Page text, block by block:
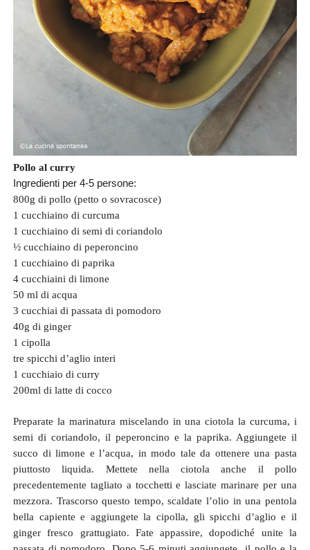
Pollo al curry
Ingredienti per 4-5 persone:
800g di pollo (petto o sovracosce)
1 cucchiaino di curcuma
1 cucchiaino di semi di coriandolo
½ cucchiaino di peperoncino
1 cucchiaino di paprika
4 cucchiaini di limone
50 ml di acqua
3 cucchiai di passata di pomodoro
40g di ginger
1 cipolla
tre spicchi d’aglio interi
1 cucchiaio di curry
200ml di latte di cocco
Preparate la marinatura miscelando in una ciotola la curcuma, i
semi di coriandolo, il peperoncino e la paprika. Aggiungete il
succo di limone e l’acqua, in modo tale da ottenere una pasta
piuttosto liquida. Mettete nella ciotola anche il pollo
precedentemente tagliato a tocchetti e lasciate marinare per una
mezzora. Trascorso questo tempo, scaldate l’olio in una pentola
bella capiente e aggiungete la cipolla, gli spicchi d’aglio e il
ginger fresco grattugiato. Fate appassire, dopodiché unite la